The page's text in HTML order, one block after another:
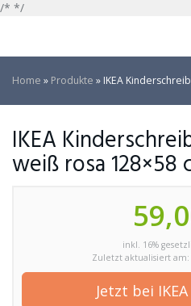
/* */Skip
content
Home » Produkte » IKEA
IKEA
weiß rosa 128×58
inkl. 16%
Zuletzt aktualisiert am:
Jetzt bei